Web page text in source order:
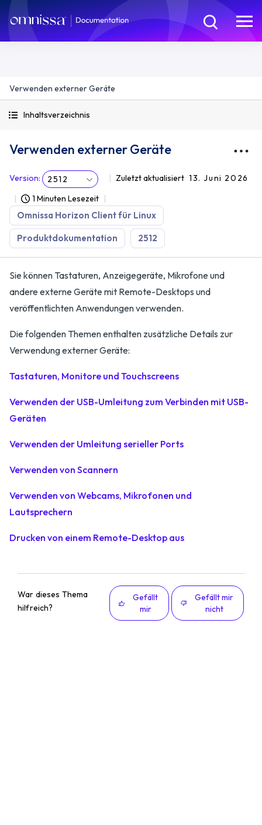
Verwenden externer Geräte
Inhaltsverzeichnis
Verwenden externer Geräte
Version: 2512 Zuletzt aktualisiert 13. Juni 2026
1 Minuten Lesezeit
Omnissa Horizon Client für Linux
Produktdokumentation 2512
Sie können Tastaturen, Anzeigegeräte, Mikrofone und
andere externe Geräte mit Remote-Desktops und
veröffentlichten Anwendungen verwenden.
Die folgenden Themen enthalten zusätzliche Details zur
Verwendung externer Geräte:
Tastaturen, Monitore und Touchscreens
Verwenden der USB-Umleitung zum Verbinden mit USB-
Geräten
Verwenden der Umleitung serieller Ports
Verwenden von Scannern
Verwenden von Webcams, Mikrofonen und
Lautsprechern
Drucken von einem Remote-Desktop aus
War dieses Thema
hilfreich?
Gefällt
mir
Gefällt mir
nicht